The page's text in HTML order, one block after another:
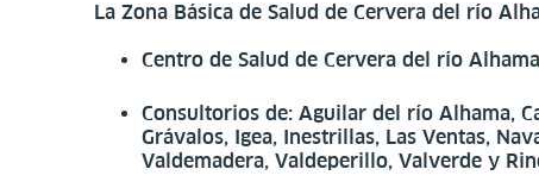
La Zona Básica de Salud de Cervera del río
Centro de Salud de Cervera del río Alhama
Consultorios de: Aguilar del río Alhama,
Grávalos, Igea, Inestrillas, Las Ventas,
Valdemadera, Valdeperillo, Valverde y